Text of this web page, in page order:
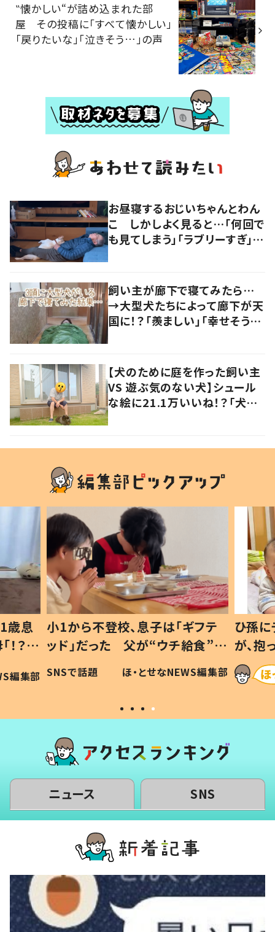
‟懐かしい“が詰め込まれた部
屋 その投稿に「すべて懐かしい」
「戻りたいな」「泣きそう…」の声
お昼寝するおじいちゃんとわん
こ しかしよく見ると…「何回で
も見てしまう」「ラブリーすぎ」の
飼い主が廊下で寝てみたら…
→大型犬たちによって廊下が天
国に！？「羨ましい」「幸せそう」
【犬のために庭を作った飼い主
VS 遊ぶ気のない犬】シュール
な絵に21.1万いいね！？「犬の
歳息
？」
編集部
小1から不登校、息子は「ギフテ
ッド」だった 父が“ウチ給食”を
作り続ける理由とは #令和の親
#令和の子
SNSで話題 ほ・とせなNEWS編集部
ひ孫
が、
「涙が
い」
ニュース SNS